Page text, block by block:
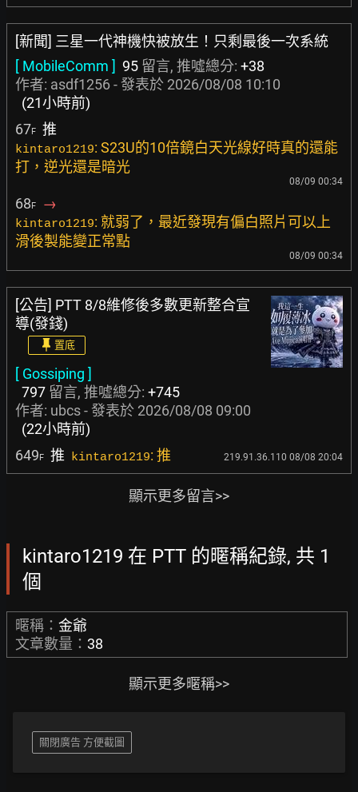
[新聞] 三星一代神機快被放生！只剩最後一次系統
[ MobileComm ] 95 留言, 推噓總分: +38
作者: asdf1256- 發表於 2026/08/08 10:10
(21小時前)
67F 推
kintaro1219: S23U的10倍鏡白天光線好時真的還能
打，逆光還是暗光
08/09 00:34
68F →
kintaro1219: 就弱了，最近發現有偏白照片可以上
滑後製能變正常點
08/09 00:34
[公告] PTT 8/8維修後多數更新整合宣
導(發錢)
置底
[ Gossiping ]
797 留言, 推噓總分: +745
作者: ubcs- 發表於 2026/08/08 09:00
(22小時前)
649F 推 kintaro1219: 推 219.91.36.110 08/08 20:04
顯示更多留言>>
kintaro1219 在 PTT 的暱稱紀錄, 共 1
個
暱稱： 金爺
文章數量： 38
顯示更多暱稱>>
關閉廣告 方便截圖